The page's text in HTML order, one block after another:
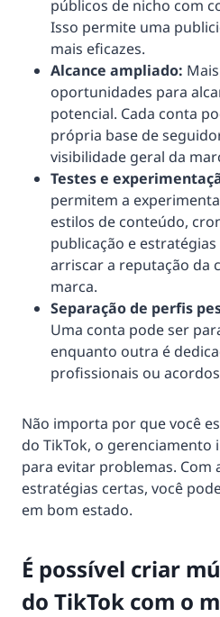
públicos de nicho com
Isso permite uma
mais eficazes.
Alcance ampliado:
oportunidades para
potencial. Cada conta
própria base de
visibilidade geral da
Testes e
permitem a
estilos de conteúdo,
publicação e
arriscar a reputação da
marca.
Separação de perfis
Uma conta pode ser
enquanto outra é
profissionais ou
Não importa por que você
do TikTok, o gerenciamento
para evitar problemas. Com
estratégias certas, você
em bom estado.
É possível criar
do TikTok com o